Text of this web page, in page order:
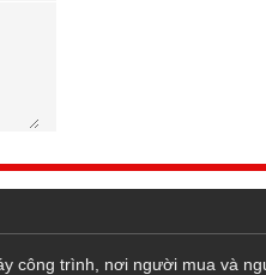
công trình, nơi người mua và